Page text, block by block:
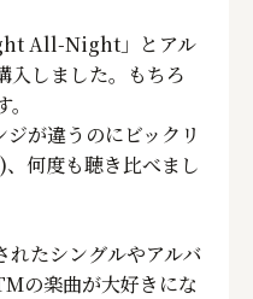
All-Night」とアル
しました。もちろ
が違うのにビックリ
何度も聴き比べまし
れたシングルやアルバ
の楽曲が大好きにな